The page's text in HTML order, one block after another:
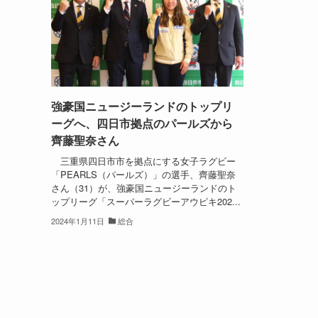
強豪国ニュージーランドのトップリ
ーグへ、四日市拠点のパールズから
齊藤聖奈さん
三重県四日市市を拠点にする女子ラグビー
「PEARLS（パールズ）」の選手、齊藤聖奈
さん（31）が、強豪国ニュージーランドのト
ップリーグ「スーパーラグビーアウピキ202...
2024年1月11日 総合